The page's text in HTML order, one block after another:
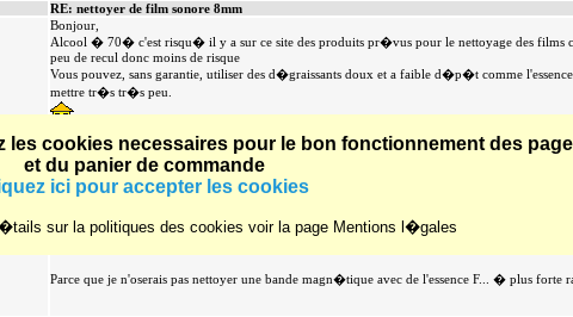
RE: nettoyer de film sonore 8mm
Bonjour,
Alcool � 70� c'est risqu� il y a sur ce site des produits pr�vus pour le nettoyage des films
peu de recul donc moins de risque
Vous pouvez, sans garantie, utiliser des d�graissants doux et a faible d�p�t comme
mettre tr�s tr�s peu.
RE: nettoyer de film sonore 8mm
Bonjour,
Je confirme que l'utilisation de l'essence F pour nettoyer les films est sans risque. Je l'ai
35 mm mais aussi sur du Super 8.
RE: nettoyer de film sonore 8mm
Parce que je n'oserais pas nettoyer une bande magn�tique avec de l'essence F... � plus forte
les cookies necessaires pour le bon fonctionnement des
et du panier de commande
ici pour accepter les cookies
sur la politiques des cookies voir la page Mentions l�gales